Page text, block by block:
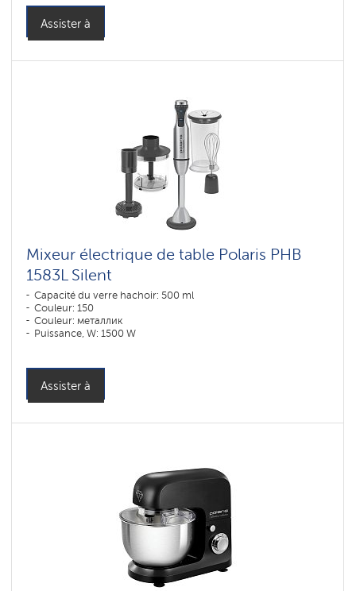
Assister à
Mixeur électrique de table Polaris PHB
1583L Silent
Capacité du verre hachoir: 500 ml
Couleur: 150
Couleur: металлик
Puissance, W: 1500 W
Assister à